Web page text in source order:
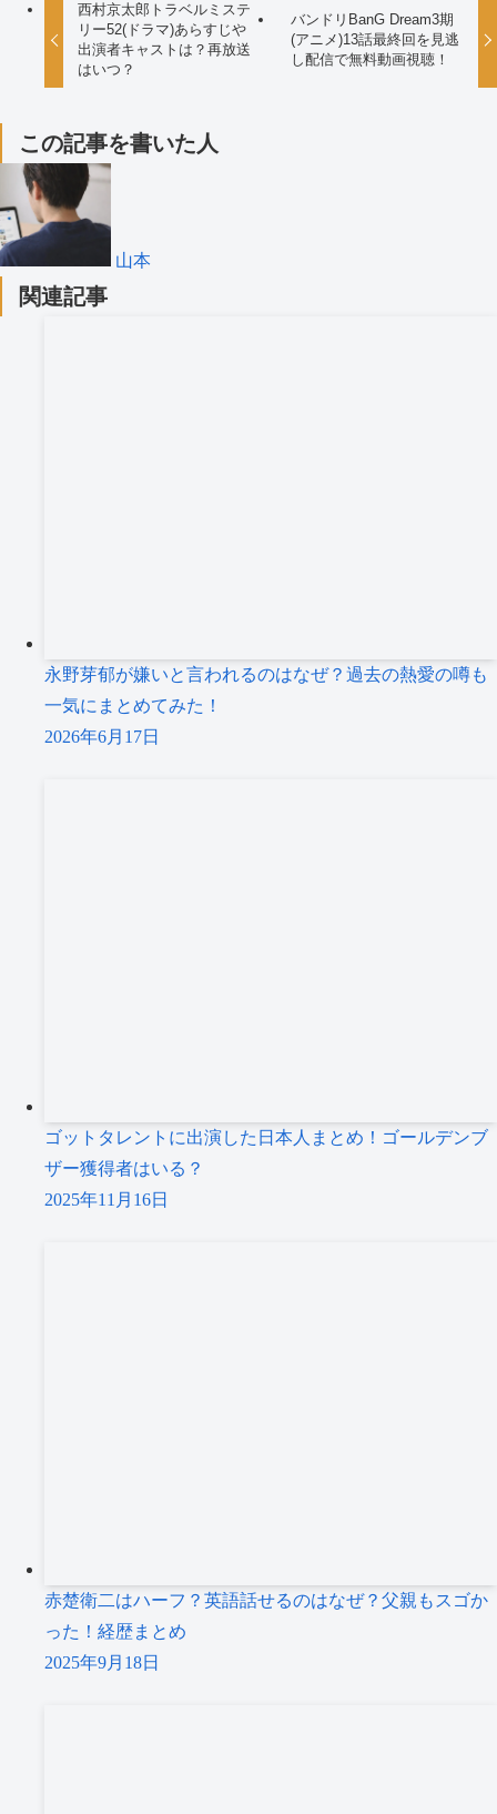
西村京太郎トラベルミステ
リー52(ドラマ)あらすじや
出演者キャストは？再放送
はいつ？
バンドリBanG Dream3期
(アニメ)13話最終回を見逃
し配信で無料動画視聴！
この記事を書いた人
山本
関連記事
永野芽郁が嫌いと言われるのはなぜ？過去の熱愛の噂も
一気にまとめてみた！
2026年6月17日
ゴットタレントに出演した日本人まとめ！ゴールデンブ
ザー獲得者はいる？
2025年11月16日
赤楚衛二はハーフ？英語話せるのはなぜ？父親もスゴか
った！経歴まとめ
2025年9月18日